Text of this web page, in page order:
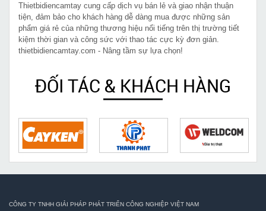
Thietbidiencamtay cung cấp dịch vụ bán lẻ và giao nhận thuận
tiện, đảm bảo cho khách hàng dễ dàng mua được những sản
phẩm giá rẻ của những thương hiệu nổi tiếng trên thị trường tiết
kiệm thời gian và công sức với thao tác cực kỳ đơn giản.
thietbidiencamtay.com - Nâng tầm sự lựa chọn!
ĐỐI TÁC & KHÁCH HÀNG
CÔNG TY TNHH GIẢI PHÁP PHÁT TRIỂN CÔNG NGHIỆP VIỆT NAM